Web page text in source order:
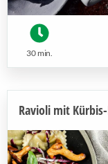
30 min.
Ravioli mit